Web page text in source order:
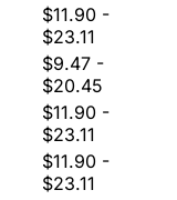
$11.90 -
$23.11
$9.47 -
$20.45
$11.90 -
$23.11
$11.90 -
$23.11